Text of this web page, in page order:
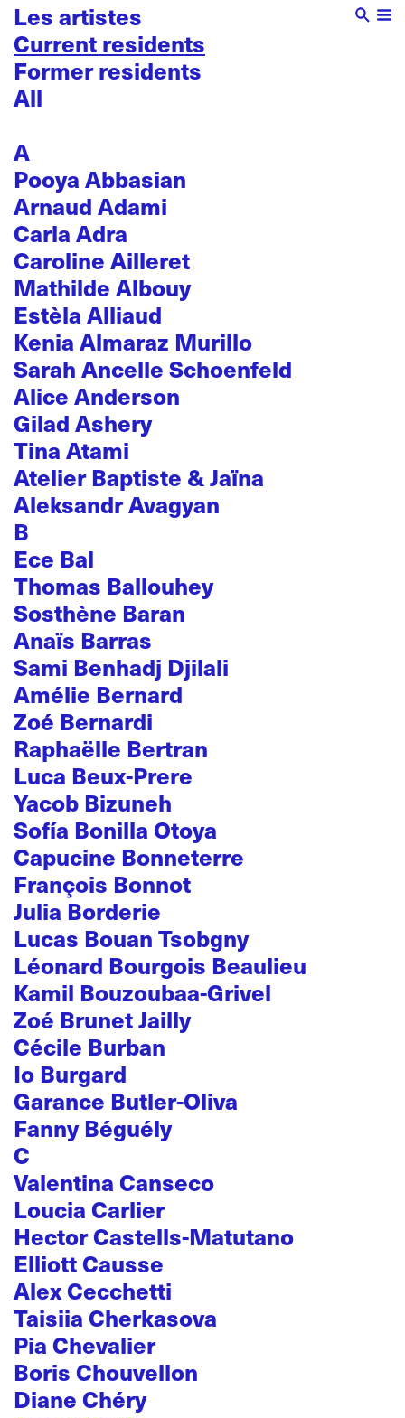
Les artistes
Current residents
Former residents
All
A
Pooya Abbasian
Arnaud Adami
Carla Adra
Caroline Ailleret
Mathilde Albouy
Estèla Alliaud
Kenia Almaraz Murillo
Sarah Ancelle Schoenfeld
Alice Anderson
Gilad Ashery
Tina Atami
Atelier Baptiste & Jaïna
Aleksandr Avagyan
B
Ece Bal
Thomas Ballouhey
Sosthène Baran
Anaïs Barras
Sami Benhadj Djilali
Amélie Bernard
Zoé Bernardi
Raphaëlle Bertran
Luca Beux-Prere
Yacob Bizuneh
Sofía Bonilla Otoya
Capucine Bonneterre
François Bonnot
Julia Borderie
Lucas Bouan Tsobgny
Léonard Bourgois Beaulieu
Kamil Bouzoubaa-Grivel
Zoé Brunet Jailly
Cécile Burban
Io Burgard
Garance Butler-Oliva
Fanny Béguély
C
Valentina Canseco
Loucia Carlier
Hector Castells-Matutano
Elliott Causse
Alex Cecchetti
Taisiia Cherkasova
Pia Chevalier
Boris Chouvellon
Diane Chéry